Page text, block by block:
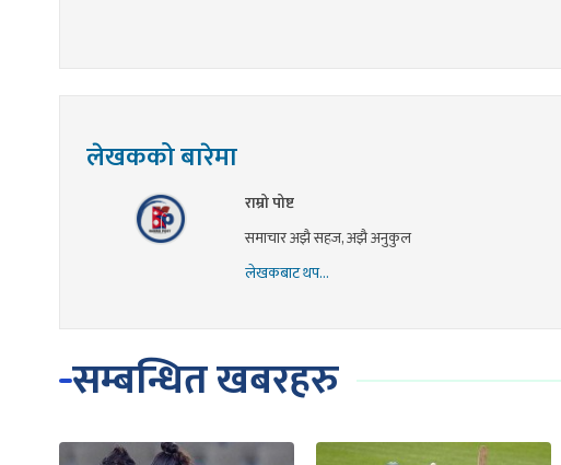
लेखकको बारेमा
राम्रो पोष्ट
समाचार अझै सहज, अझै अनुकुल
लेखकबाट थप...
सम्बन्धित खबरहरु